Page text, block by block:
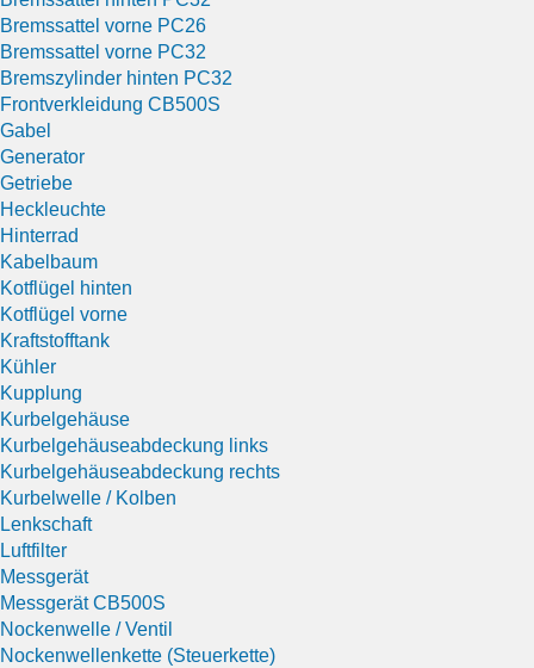
Bremssattel vorne PC26
Bremssattel vorne PC32
Bremszylinder hinten PC32
Frontverkleidung CB500S
Gabel
Generator
Getriebe
Heckleuchte
Hinterrad
Kabelbaum
Kotflügel hinten
Kotflügel vorne
Kraftstofftank
Kühler
Kupplung
Kurbelgehäuse
Kurbelgehäuseabdeckung links
Kurbelgehäuseabdeckung rechts
Kurbelwelle / Kolben
Lenkschaft
Luftfilter
Messgerät
Messgerät CB500S
Nockenwelle / Ventil
Nockenwellenkette (Steuerkette)